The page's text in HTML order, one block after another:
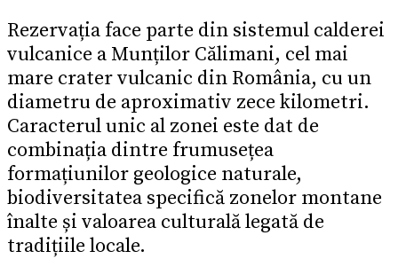
Rezervația face parte din sistemul calderei
vulcanice a Munților Călimani, cel mai
mare crater vulcanic din România, cu un
diametru de aproximativ zece kilometri.
Caracterul unic al zonei este dat de
combinația dintre frumusețea
formațiunilor geologice naturale,
biodiversitatea specifică zonelor montane
înalte și valoarea culturală legată de
tradițiile locale.